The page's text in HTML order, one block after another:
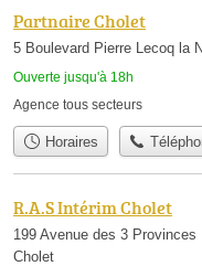
Partnaire Cholet
5 Boulevard Pierre Lecoq la
Ouverte jusqu'à 18h
Agence tous secteurs
Horaires
R.A.S Intérim Cholet
199 Avenue des 3
Cholet